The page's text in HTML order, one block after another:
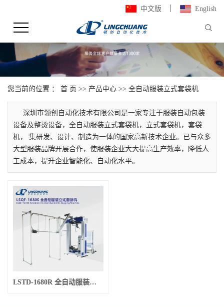
中文版 English
您当前的位置 ： 首 页 >> 产品中心 >> 全自动服装立式套袋机
深圳市领创自动化技术有限公司是一家专注于服装自动包装
设备及整烫设备，全自动服装立式套袋机，立式套袋机，套袋
机， 集研发、设计、制造为一体的国家高新技术企业。已与众多
大型服装品牌开展合作，使服装企业大大提高生产效率，降低人
工成本，提升企业智能化、自动化水平。
LSTD-1680R 全自动服装立式套袋机